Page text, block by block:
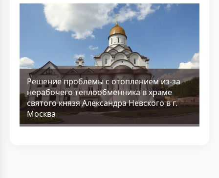
Решение проблемы с отоплением из-за
нерабочего теплообменника в храме
святого князя Александра Невского в г.
Москва